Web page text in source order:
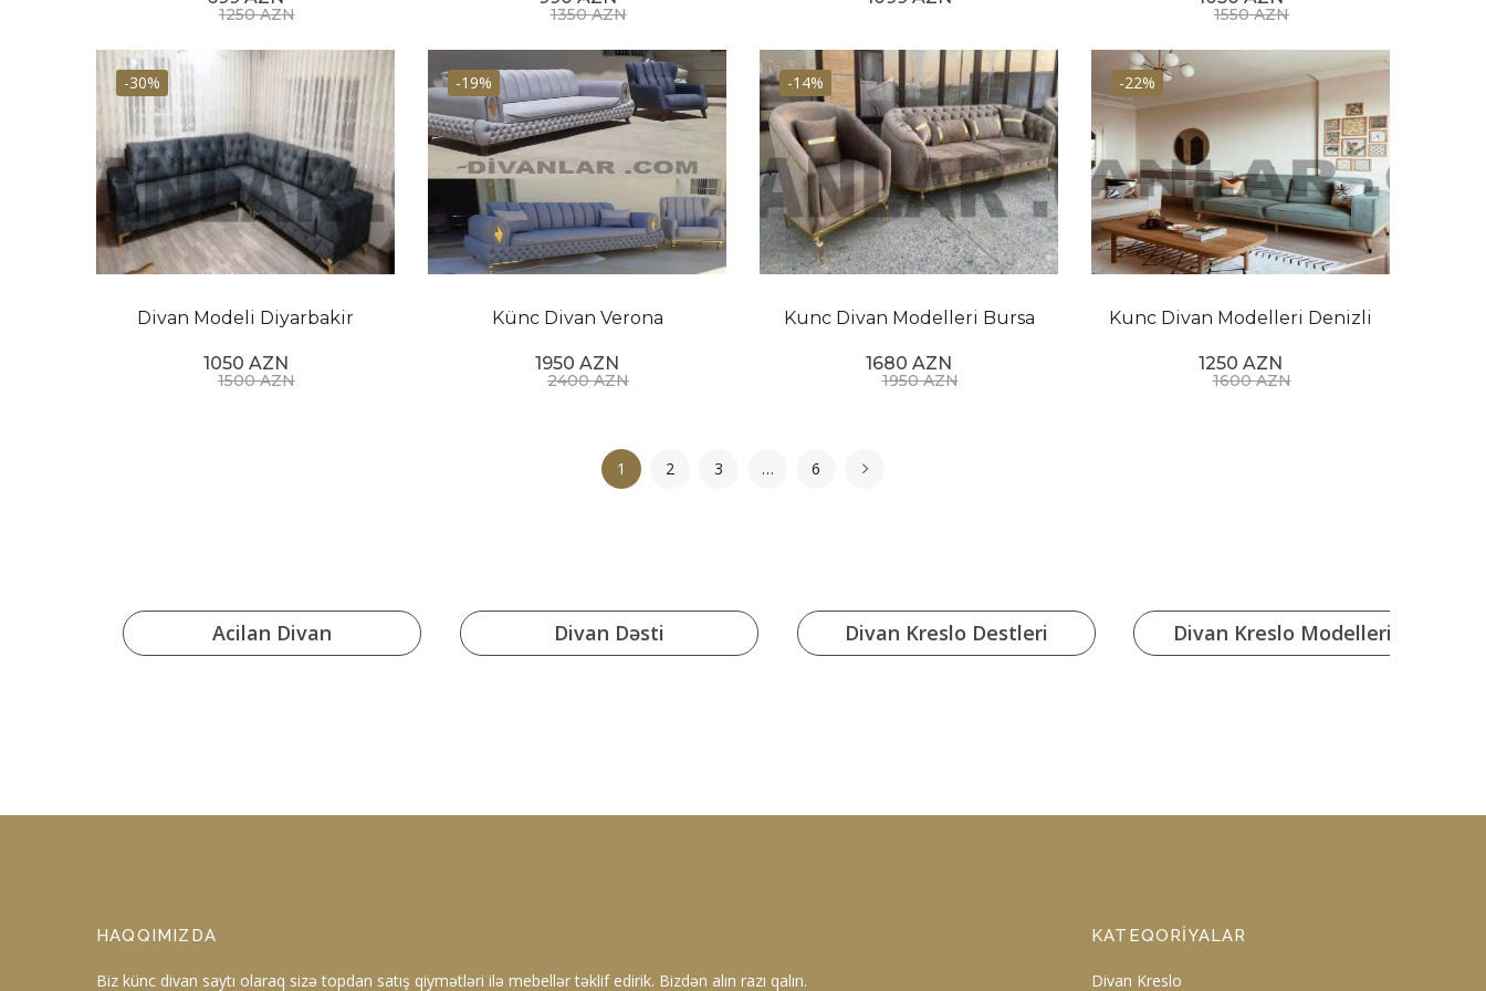
1250 AZN 1350 AZN 1550 AZN
-30%
Divan Modeli Diyarbakir
1050 AZN
1500 AZN
-19%
Künc Divan Verona
1950 AZN
2400 AZN
-14%
Kunc Divan Modelleri Bursa
1680 AZN
1950 AZN
-22%
Kunc Divan Modelleri Denizli
1250 AZN
1600 AZN
1 2 3 … 6
Acilan Divan Divan Dəsti Divan Kreslo Destleri Divan Kreslo Modelleri
HAQQIMIZDA
Biz künc divan saytı olaraq sizə topdan satış qiymətləri ilə mebellər təklif edirik. Bizdən alın razı qalın.
KATEQORIYALAR
Divan Kreslo